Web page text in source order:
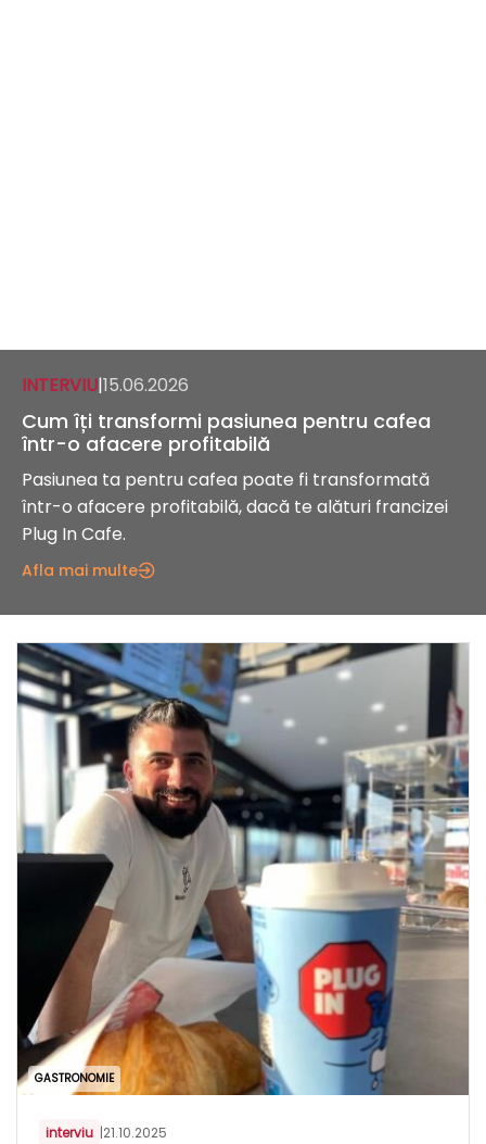
INTERVIU|15.06.2026
Cum îți transformi pasiunea pentru cafea
într-o afacere profitabilă
Pasiunea ta pentru cafea poate fi transformată
într-o afacere profitabilă, dacă te alături francizei
Plug In Cafe.
Afla mai multe
GASTRONOMIE
interviu |21.10.2025